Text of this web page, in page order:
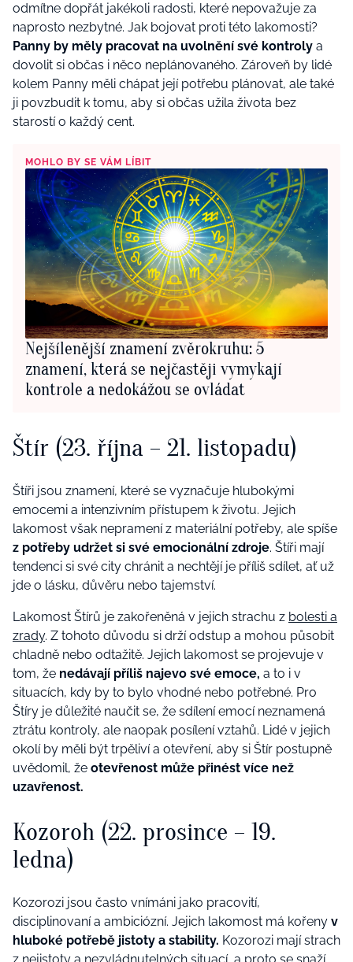
odmítne dopřát jakékoli radosti, které nepovažuje za
naprosto nezbytné. Jak bojovat proti této lakomosti?
Panny by měly pracovat na uvolnění své kontroly a
dovolit si občas i něco neplánovaného. Zároveň by lidé
kolem Panny měli chápat její potřebu plánovat, ale také
ji povzbudit k tomu, aby si občas užila života bez
starostí o každý cent.
MOHLO BY SE VÁM LÍBIT
Nejšílenější znamení zvěrokruhu: 5
znamení, která se nejčastěji vymykají
kontrole a nedokážou se ovládat
Štír (23. října – 21. listopadu)
Štíři jsou znamení, které se vyznačuje hlubokými
emocemi a intenzivním přístupem k životu. Jejich
lakomost však nepramení z materiální potřeby, ale spíše
z potřeby udržet si své emocionální zdroje. Štíři mají
tendenci si své city chránit a nechtějí je příliš sdílet, ať už
jde o lásku, důvěru nebo tajemství.
Lakomost Štírů je zakořeněná v jejich strachu z bolesti a
zrady. Z tohoto důvodu si drží odstup a mohou působit
chladně nebo odtažitě. Jejich lakomost se projevuje v
tom, že nedávají příliš najevo své emoce, a to i v
situacích, kdy by to bylo vhodné nebo potřebné. Pro
Štíry je důležité naučit se, že sdílení emocí neznamená
ztrátu kontroly, ale naopak posílení vztahů. Lidé v jejich
okolí by měli být trpěliví a otevření, aby si Štír postupně
uvědomil, že otevřenost může přinést více než
uzavřenost.
Kozoroh (22. prosince – 19.
ledna)
Kozorozi jsou často vnímáni jako pracovití,
disciplinovaní a ambiciózní. Jejich lakomost má kořeny v
hluboké potřebě jistoty a stability. Kozorozi mají strach